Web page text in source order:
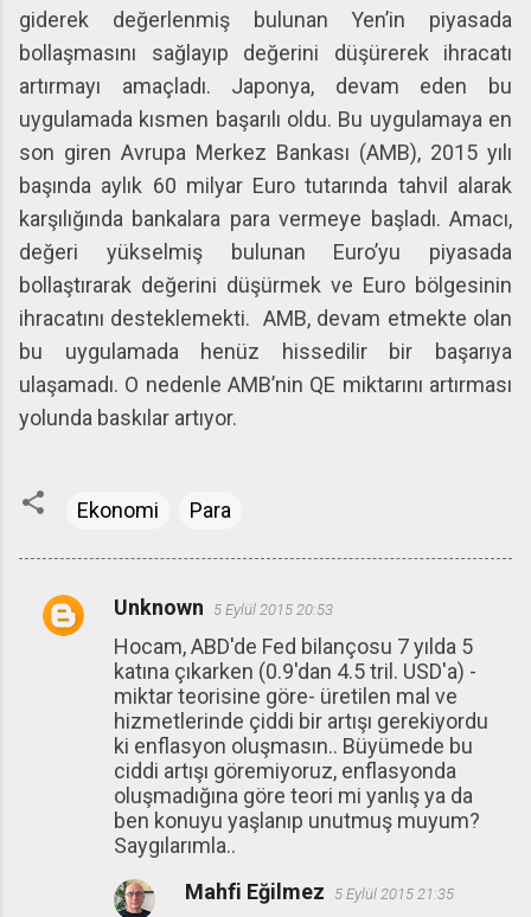
giderek değerlenmiş bulunan Yen’in piyasada
bollaşmasını sağlayıp değerini düşürerek ihracatı
artırmayı amaçladı. Japonya, devam eden bu
uygulamada kısmen başarılı oldu. Bu uygulamaya en
son giren Avrupa Merkez Bankası (AMB), 2015 yılı
başında aylık 60 milyar Euro tutarında tahvil alarak
karşılığında bankalara para vermeye başladı. Amacı,
değeri yükselmiş bulunan Euro’yu piyasada
bollaştırarak değerini düşürmek ve Euro bölgesinin
ihracatını desteklemekti. AMB, devam etmekte olan
bu uygulamada henüz hissedilir bir başarıya
ulaşamadı. O nedenle AMB’nin QE miktarını artırması
yolunda baskılar artıyor.
Ekonomi Para
Y
Unknown 5 Eylül 2015 20:53
Hocam, ABD'de Fed bilançosu 7 yılda 5
katına çıkarken (0.9'dan 4.5 tril. USD'a) -
miktar teorisine göre- üretilen mal ve
hizmetlerinde çiddi bir artışı gerekiyordu
ki enflasyon oluşmasın.. Büyümede bu
ciddi artışı göremiyoruz, enflasyonda
oluşmadığına göre teori mi yanlış ya da
ben konuyu yaşlanıp unutmuş muyum?
Saygılarımla..
Mahfi Eğilmez
5 Eylül 2015 21:35